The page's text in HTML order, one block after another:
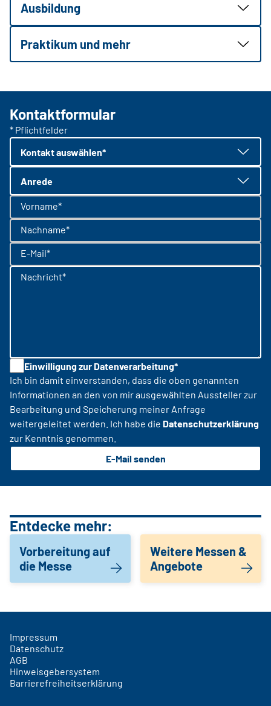
Ausbildung
Praktikum und mehr
Kontaktformular
* Pflichtfelder
Kontakt auswählen*
Anrede
Vorname*
Nachname*
E-Mail*
Nachricht*
Einwilligung zur Datenverarbeitung*
Ich bin damit einverstanden, dass die oben genannten
Informationen an den von mir ausgewählten Aussteller zur
Bearbeitung und Speicherung meiner Anfrage
weitergeleitet werden. Ich habe die Datenschutzerklärung
zur Kenntnis genommen.
E-Mail senden
Entdecke mehr:
Vorbereitung auf
die Messe
Weitere Messen &
Angebote
Impressum
Datenschutz
AGB
Hinweisgebersystem
Barrierefreiheitserklärung